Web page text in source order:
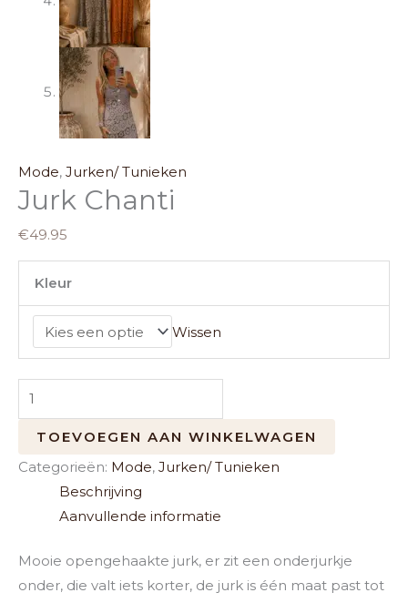
Mode, Jurken/ Tunieken
Jurk Chanti
€49.95
Kleur
Wissen
TOEVOEGEN AAN WINKELWAGEN
Categorieën: Mode, Jurken/ Tunieken
Beschrijving
Aanvullende informatie
Mooie opengehaakte jurk, er zit een onderjurkje
onder, die valt iets korter, de jurk is één maat past tot